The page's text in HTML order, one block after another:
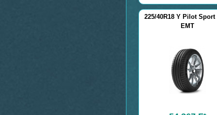
225/40R18 Y Pilot Sport
EMT